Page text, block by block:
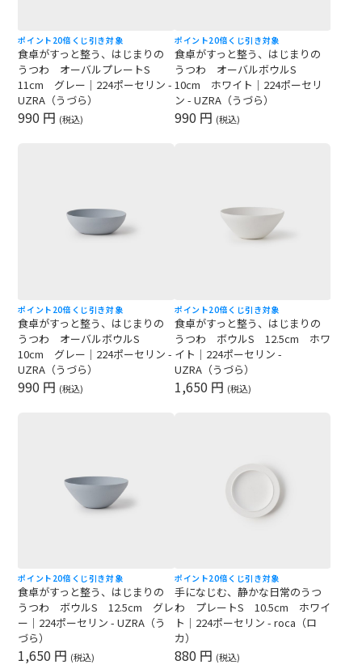
ポイント20倍 くじ引き対象
食卓がすっと整う、はじまりの
うつわ オーバルプレートS
11cm グレー｜224ポーセリン -
UZRA（うづら）
990 円 (税込)
ポイント20倍 くじ引き対象
食卓がすっと整う、はじまりの
うつわ オーバルボウルS
10cm ホワイト｜224ポーセリ
ン - UZRA（うづら）
990 円 (税込)
ポイント20倍 くじ引き対象
食卓がすっと整う、はじまりの
うつわ オーバルボウルS
10cm グレー｜224ポーセリン -
UZRA（うづら）
990 円 (税込)
ポイント20倍 くじ引き対象
食卓がすっと整う、はじまりの
うつわ ボウルS 12.5cm ホワ
イト｜224ポーセリン -
UZRA（うづら）
1,650 円 (税込)
ポイント20倍 くじ引き対象
食卓がすっと整う、はじまりの
うつわ ボウルS 12.5cm グレ
ー｜224ポーセリン - UZRA（う
づら）
1,650 円 (税込)
ポイント20倍 くじ引き対象
手になじむ、静かな日常のうつ
わ プレートS 10.5cm ホワイ
ト｜224ポーセリン - roca（ロ
カ）
880 円 (税込)